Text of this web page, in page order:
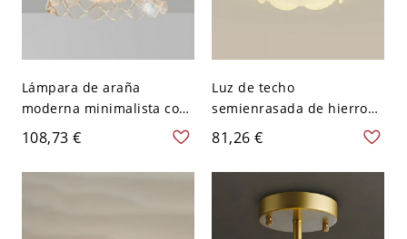
Lámpara de araña
moderna minimalista con
pantalla de vidrio
prismático y montaje
semiempotrado en oro -
108,73 €
Luz de techo
semienrasada de hierro
fundido geométrico con
pantalla de vidrio
prismático transparente -
110 A 120 V
81,26 €